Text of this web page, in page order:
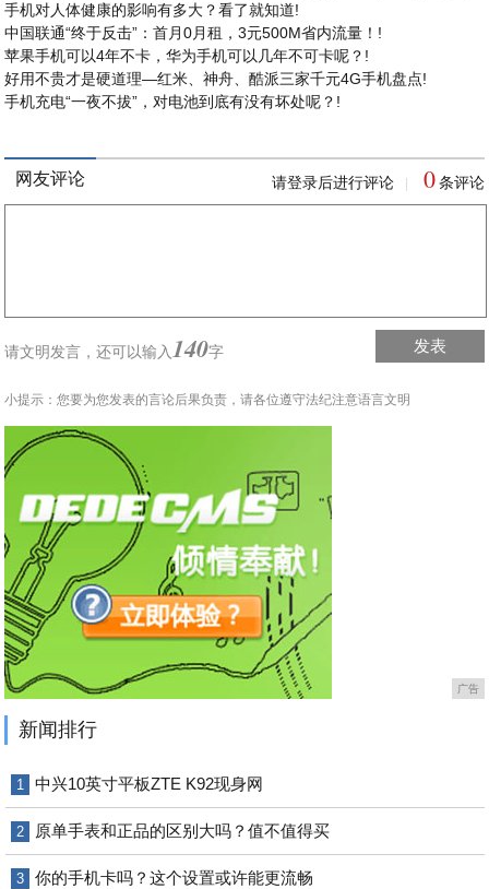
手机对人体健康的影响有多大？看了就知道!
中国联通“终于反击”：首月0月租，3元500M省内流量！!
苹果手机可以4年不卡，华为手机可以几年不可卡呢？!
好用不贵才是硬道理—红米、神舟、酷派三家千元4G手机盘点!
手机充电“一夜不拔”，对电池到底有没有坏处呢？!
网友评论 请登录后进行评论 0 条评论
请文明发言，还可以输入 140字 发表
小提示：您要为您发表的言论后果负责，请各位遵守法纪注意语言文明
广告
新闻排行
1 中兴10英寸平板ZTE K92现身网
2 原单手表和正品的区别大吗？值不值得买
3 你的手机卡吗？这个设置或许能更流畅